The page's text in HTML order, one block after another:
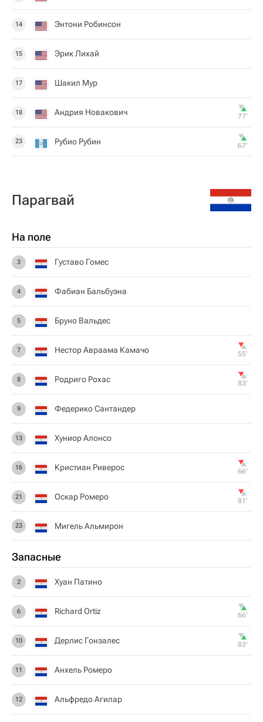
14 Энтони Робинсон
15 Эрик Лихай
17 Шакил Мур
18 Андрия Новакович 77‎’‎
23 Рубио Рубин 67‎’‎
Парагвай
На поле
3 Густаво Гомес
4 Фабиан Бальбуэна
5 Бруно Вальдес
7 Нестор Авраама Камачо 55‎’‎
8 Родриго Рохас 83‎’‎
9 Федерико Сантандер
13 Хуниор Алонсо
16 Кристиан Риверос 66‎’‎
21 Оскар Ромеро 81‎’‎
23 Мигель Альмирон
Запасные
2 Хуан Патино
6 Richard Ortiz 66‎’‎
10 Дерлис Гонзалес 83‎’‎
11 Анхель Ромеро
12 Альфредо Агилар